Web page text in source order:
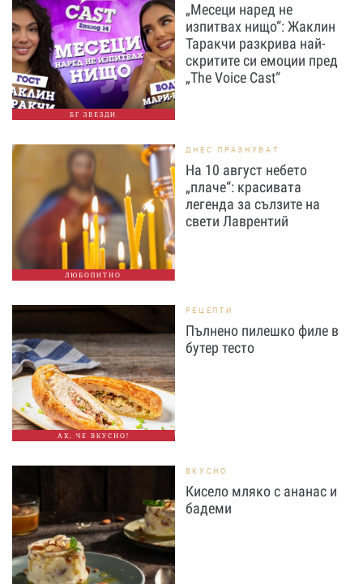
БГ ЗВЕЗДИ
„Месеци наред не
изпитвах нищо“: Жаклин
Таракчи разкрива най-
скритите си емоции пред
„The Voice Cast“
ЛЮБОПИТНО
ДНЕС ПРАЗНУВАТ
На 10 август небето
„плаче“: красивата
легенда за сълзите на
свети Лаврентий
АХ, ЧЕ ВКУСНО!
РЕЦЕПТИ
Пълнено пилешко филе в
бутер тесто
ВКУСНО
Кисело мляко с ананас и
бадеми